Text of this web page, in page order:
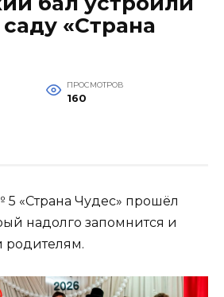
«Страна
ПРОСМОТРОВ
160
«Страна Чудес» прошёл
надолго запомнится и
родителям.